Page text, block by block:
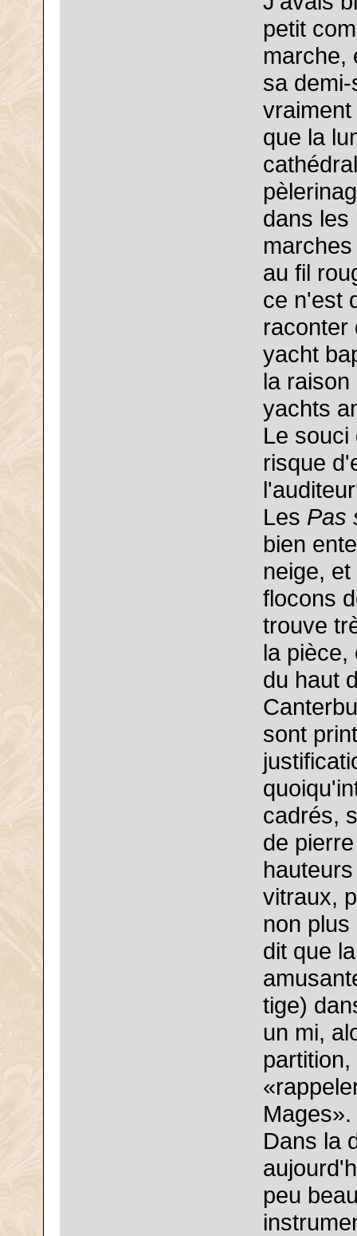
petit
marche,
sa
que la
dans les
au fil
ce n'est
raconter
yacht
la
yachts
Le souci
risque
Les Pas
bien
neige,
flocons
trouve
la pièce,
du haut
sont
cadrés,
de
vitraux,
non
dit que
tige)
un mi,
Mages».
Dans la
peu